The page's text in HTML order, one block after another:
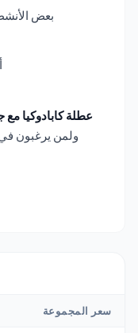
بعض
عطلة كابادوكيا مع
ولمن يرغبون
سعر المجموعة